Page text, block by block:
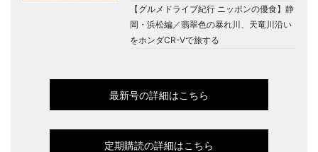
【グルメドライブ紀行 ニッポンの優食】静
岡・浜松編／翡翠色の暴れ川、天竜川沿い
をホンダCR-Vで旅する
最新号の詳細はこちら
定期購読の詳細はこちら